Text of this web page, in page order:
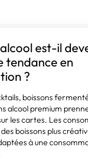
est-il
tendance en
?
boissons
alcool premium
les cartes. Les
boissons plus
à une